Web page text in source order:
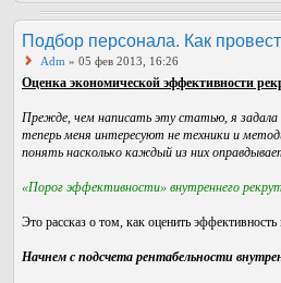
Подбор персонала. Как
Adm » 05 фев 2013, 16:26
Оценка экономической эффективности
Прежде, чем написать эту статью, я задала
теперь меня интересуют не техники и
понять насколько каждый из них
«Порог эффективности» внутреннего
Это рассказ о том, как оценить
Начнем с подсчета рентабельности